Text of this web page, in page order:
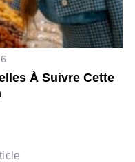
À Suivre Cette